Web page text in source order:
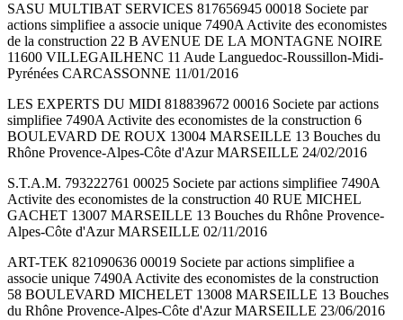
SASU MULTIBAT SERVICES 817656945 00018 Societe par
actions simplifiee a associe unique 7490A Activite des economistes
de la construction 22 B AVENUE DE LA MONTAGNE NOIRE
11600 VILLEGAILHENC 11 Aude Languedoc-Roussillon-Midi-
Pyrénées CARCASSONNE 11/01/2016
LES EXPERTS DU MIDI 818839672 00016 Societe par actions
simplifiee 7490A Activite des economistes de la construction 6
BOULEVARD DE ROUX 13004 MARSEILLE 13 Bouches du
Rhône Provence-Alpes-Côte d'Azur MARSEILLE 24/02/2016
S.T.A.M. 793222761 00025 Societe par actions simplifiee 7490A
Activite des economistes de la construction 40 RUE MICHEL
GACHET 13007 MARSEILLE 13 Bouches du Rhône Provence-
Alpes-Côte d'Azur MARSEILLE 02/11/2016
ART-TEK 821090636 00019 Societe par actions simplifiee a
associe unique 7490A Activite des economistes de la construction
58 BOULEVARD MICHELET 13008 MARSEILLE 13 Bouches
du Rhône Provence-Alpes-Côte d'Azur MARSEILLE 23/06/2016